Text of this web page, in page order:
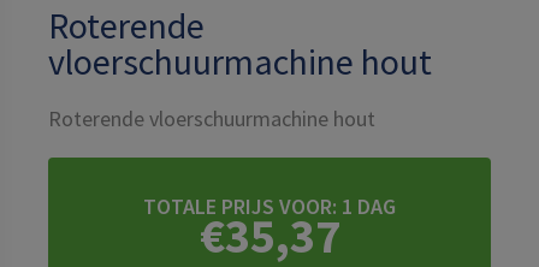
Roterende
vloerschuurmachine hout
Roterende vloerschuurmachine hout
TOTALE PRIJS VOOR: 1 DAG
€35,37